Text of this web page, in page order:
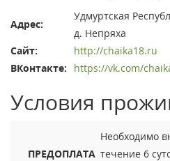
Адрес:
Удмуртская
д. Непряха
Сайт:
http://chaika18.ru
ВКонтакте:
https://vk.com/
Условия
ПРЕДОПЛАТА
Необходимо
течение 6